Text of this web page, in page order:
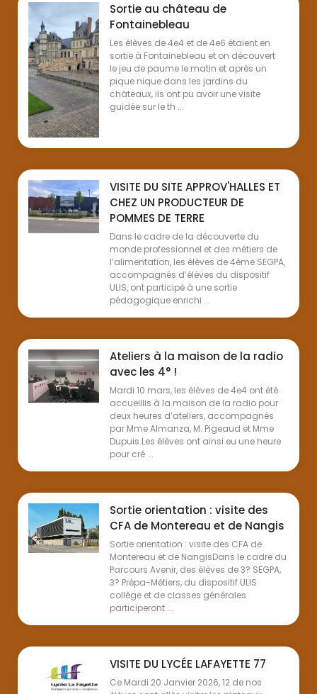
Sortie au château de
Fontainebleau
Les élèves de 4e4 et de 4e6 étaient en
sortie à Fontainebleau et on découvert
le jeu de paume le matin et après un
pique nique dans les jardins du
châteaux, ils ont pu avoir une visite
guidée sur le th ...
VISITE DU SITE APPROV'HALLES ET
CHEZ UN PRODUCTEUR DE
POMMES DE TERRE
Dans le cadre de la découverte du
monde professionnel et des métiers de
l’alimentation, les élèves de 4ème SEGPA,
accompagnés d’élèves du dispositif
ULIS, ont participé à une sortie
pédagogique enrichi ...
Ateliers à la maison de la radio
avec les 4° !
Mardi 10 mars, les élèves de 4e4 ont été
accueillis à la maison de la radio pour
deux heures d’ateliers, accompagnés
par Mme Almanza, M. Pigeaud et Mme
Dupuis.Les élèves ont ainsi eu une heure
pour cré ...
Sortie orientation : visite des
CFA de Montereau et de Nangis
Sortie orientation : visite des CFA de
Montereau et de NangisDans le cadre du
Parcours Avenir, des élèves de 3? SEGPA,
3? Prépa-Métiers, du dispositif ULIS
collège et de classes générales
participeront ...
VISITE DU LYCÉE LAFAYETTE 77
Ce Mardi 20 Janvier 2026, 12 de nos